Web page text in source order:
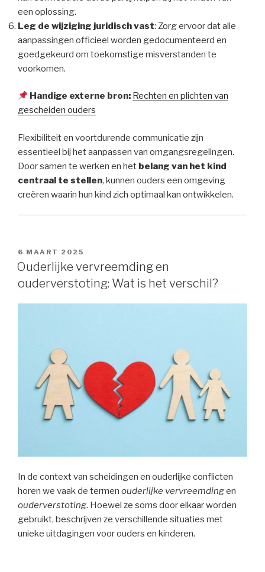
een oplossing.
Leg de wijziging juridisch vast: Zorg ervoor dat alle
aanpassingen officieel worden gedocumenteerd en
goedgekeurd om toekomstige misverstanden te
voorkomen.
Handige externe bron: Rechten en plichten van
gescheiden ouders
Flexibiliteit en voortdurende communicatie zijn
essentieel bij het aanpassen van omgangsregelingen.
Door samen te werken en het belang van het kind
centraal te stellen, kunnen ouders een omgeving
creëren waarin hun kind zich optimaal kan ontwikkelen.
GEPLAATST
OP
6 MAART 2025
Ouderlijke vervreemding en
ouderverstoting: Wat is het verschil?
In de context van scheidingen en ouderlijke conflicten
horen we vaak de termen ouderlijke vervreemdingen
ouderverstoting. Hoewel ze soms door elkaar worden
gebruikt, beschrijven ze verschillende situaties met
unieke uitdagingen voor ouders en kinderen.